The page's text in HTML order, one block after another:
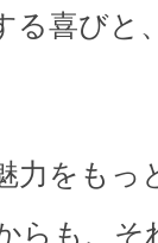
る喜びと
力をもっ
らも、そ